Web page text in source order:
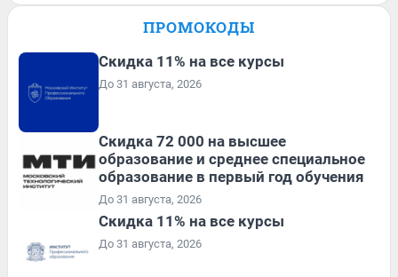
ПРОМОКОДЫ
Скидка 11% на все курсы
До 31 августа, 2026
Скидка 72 000 на высшее
образование и среднее специальное
образование в первый год обучения
До 31 августа, 2026
Скидка 11% на все курсы
До 31 августа, 2026